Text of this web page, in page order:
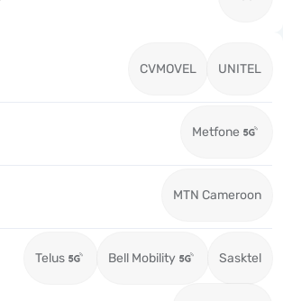
CVMOVEL UNITEL
Metfone
MTN Cameroon
Telus Bell Mobility Sasktel